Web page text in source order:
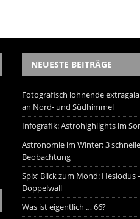
NEUESTE BEITRÄGE
Fotografisch lohnende
an Nord- und Südhimmel
Infografik: Astrohighlights im
Astronomie im Winter: 3
Beobachtung
Spix‘ Blick zum Mond: Hesiodus
Doppelwall
Was ist eigentlich … 66?